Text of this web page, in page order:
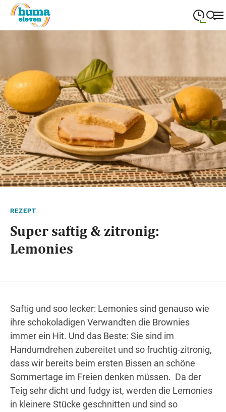
Dienstag
DIENSTAG
Mittwoch
MITTWOCH 09:00 19:00
Donnerstag
DONNERSTAG 09:00—19:00
Freitag
FREITAG 09:00—19:00
Samstag
SAMSTAG 09:00—18:00
REZEPT
Super saftig & zitronig:
Lemonies
Saftig und soo lecker: Lemonies sind genauso wie
ihre schokoladigen Verwandten die Brownies
immer ein Hit. Und das Beste: Sie sind im
Handumdrehen zubereitet und so fruchtig-zitronig,
dass wir bereits beim ersten Bissen an schöne
Sommertage im Freien denken müssen. Da der
Teig sehr dicht und fudgy ist, werden die Lemonies
in kleinere Stücke geschnitten und sind so